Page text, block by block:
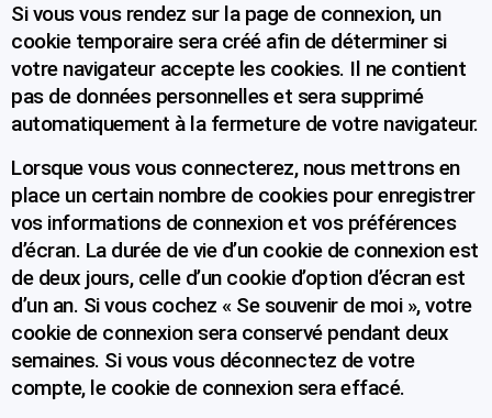
Si vous vous rendez sur la page de connexion, un
cookie temporaire sera créé afin de déterminer si
votre navigateur accepte les cookies. Il ne contient
pas de données personnelles et sera supprimé
automatiquement à la fermeture de votre navigateur.
Lorsque vous vous connecterez, nous mettrons en
place un certain nombre de cookies pour enregistrer
vos informations de connexion et vos préférences
d’écran. La durée de vie d’un cookie de connexion est
de deux jours, celle d’un cookie d’option d’écran est
d’un an. Si vous cochez « Se souvenir de moi », votre
cookie de connexion sera conservé pendant deux
semaines. Si vous vous déconnectez de votre
compte, le cookie de connexion sera effacé.